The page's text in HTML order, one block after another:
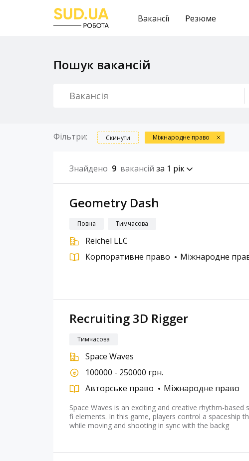
Вакансії Резюме
Пошук вакансій
Фільтри: Скинути Міжнародне право
Знайдено 9 вакансій за 1 рік
Geometry Dash
Повна Тимчасова
Reichel LLC
Корпоративне право
Міжнародне
Recruiting 3D Rigger
Тимчасова
Space Waves
100000 - 250000 грн.
Авторське право
Міжнародне право
Space Waves is an exciting and creative rhythm-
fi elements. In this game, players control a spaceship
while moving and shooting in sync with the backg